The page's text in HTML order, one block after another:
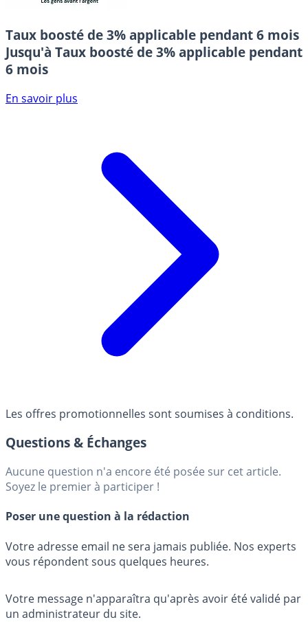
Taux boosté de 3% applicable pendant 6 mois
Jusqu'à Taux boosté de 3% applicable pendant
6 mois
En savoir plus
Les offres promotionnelles sont soumises à conditions.
Questions & Échanges
Aucune question n'a encore été posée sur cet article.
Soyez le premier à participer !
Poser une question à la rédaction
Votre adresse email ne sera jamais publiée. Nos experts
vous répondent sous quelques heures.
Votre message n'apparaîtra qu'après avoir été validé par
un administrateur du site.